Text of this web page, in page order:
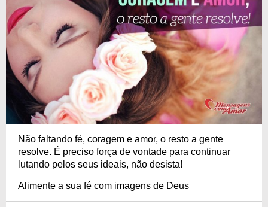
Não faltando fé, coragem e amor, o resto a gente
resolve. É preciso força de vontade para continuar
lutando pelos seus ideais, não desista!
Alimente a sua fé com imagens de Deus